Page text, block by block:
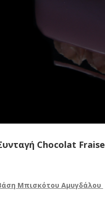
Chocolat Fraise
Μπισκότου Αμυγδάλου